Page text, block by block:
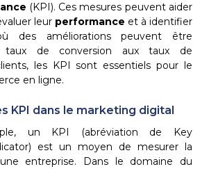
(KPI). Ces mesures peuvent aider
leur performance et à identifier
des améliorations peuvent être
taux de conversion aux taux de
les KPI sont essentiels pour le
en ligne.
KPI dans le marketing digital
un KPI (abréviation de Key
est un moyen de mesurer la
entreprise. Dans le domaine du